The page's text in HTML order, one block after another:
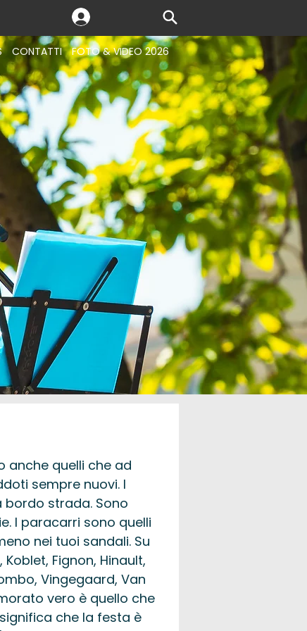
CONTATTI FOTO & VIDEO 2026
anche quelli che ad
sempre nuovi. I
strada. Sono
I paracarri sono quelli
nei tuoi sandali. Su
Fignon, Hinault,
Vingegaard, Van
vero è quello che
che la festa è